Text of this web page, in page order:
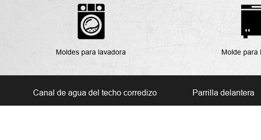
Moldes para lavadora Molde para
Canal de agua del techo corredizo Parrilla delantera